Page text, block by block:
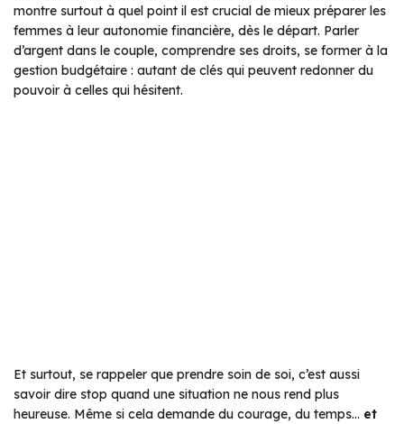
montre surtout à quel point il est crucial de mieux préparer les
femmes à leur autonomie financière, dès le départ. Parler
d’argent dans le couple, comprendre ses droits, se former à la
gestion budgétaire : autant de clés qui peuvent redonner du
pouvoir à celles qui hésitent.
Et surtout, se rappeler que prendre soin de soi, c’est aussi
savoir dire stop quand une situation ne nous rend plus
heureuse. Même si cela demande du courage, du temps… et